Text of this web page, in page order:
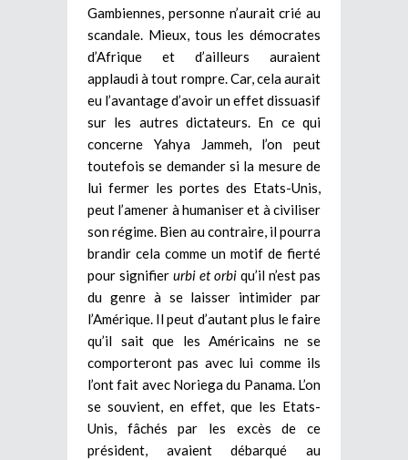
Gambiennes, personne n’aurait crié au
scandale. Mieux, tous les démocrates
d’Afrique et d’ailleurs auraient
applaudi à tout rompre. Car, cela aurait
eu l’avantage d’avoir un effet dissuasif
sur les autres dictateurs. En ce qui
concerne Yahya Jammeh, l’on peut
toutefois se demander si la mesure de
lui fermer les portes des Etats-Unis,
peut l’amener à humaniser et à civiliser
son régime. Bien au contraire, il pourra
brandir cela comme un motif de fierté
pour signifier urbi et orbi qu’il n’est pas
du genre à se laisser intimider par
l’Amérique. Il peut d’autant plus le faire
qu’il sait que les Américains ne se
comporteront pas avec lui comme ils
l’ont fait avec Noriega du Panama. L’on
se souvient, en effet, que les Etats-
Unis, fâchés par les excès de ce
président, avaient débarqué au